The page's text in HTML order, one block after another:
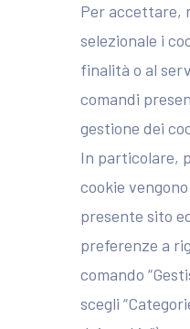
Per accettare,
selezionale i
finalità o al
comandi
gestione dei
In particolare,
cookie
presente sito
preferenze a
comando
scegli